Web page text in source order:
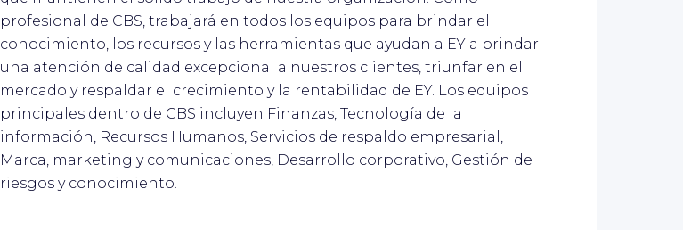
profesional de CBS, trabajará en todos los equipos para brindar el
conocimiento, los recursos y las herramientas que ayudan a EY a brindar
una atención de calidad excepcional a nuestros clientes, triunfar en el
mercado y respaldar el crecimiento y la rentabilidad de EY. Los equipos
principales dentro de CBS incluyen Finanzas, Tecnología de la
información, Recursos Humanos, Servicios de respaldo empresarial,
Marca, marketing y comunicaciones, Desarrollo corporativo, Gestión de
riesgos y conocimiento.